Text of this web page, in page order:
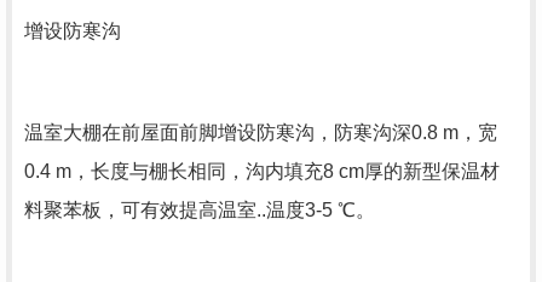
增设防寒沟
温室大棚在前屋面前脚增设防寒沟，防寒沟深0.8 m，宽
0.4 m，长度与棚长相同，沟内填充8 cm厚的新型保温材
料聚苯板，可有效提高温室..温度3-5 ℃。